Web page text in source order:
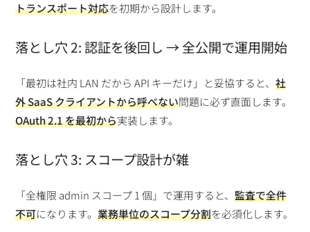
トランスポート対応を初期から設計します。
落とし穴 2: 認証を後回し → 全公開で運用開始
「最初は社内 LAN だから API キーだけ」と妥協すると、社
外 SaaS クライアントから呼べない問題に必ず直面します。
OAuth 2.1 を最初から実装します。
落とし穴 3: スコープ設計が雑
「全権限 admin スコープ 1 個」で運用すると、監査で全件
不可になります。業務単位のスコープ分割を必須化します。